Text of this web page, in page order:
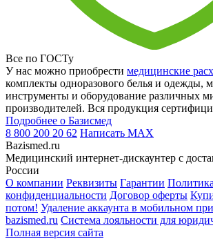
Все по ГОСТу
У нас можно приобрести медицинские
комплекты одноразового белья и одежды,
инструменты и оборудование различных
производителей. Вся продукция
Подробнее о Базисмед
8 800 200 20 62 Написать MAX
Bazismed.ru
Медицинский интернет-дискаунтер с
России
О компании Реквизиты Гарантии Политика
конфиденциальности Договор оферты
потом! Удаление аккаунта в мобильном
bazismed.ru Система лояльности для
Полная версия сайта